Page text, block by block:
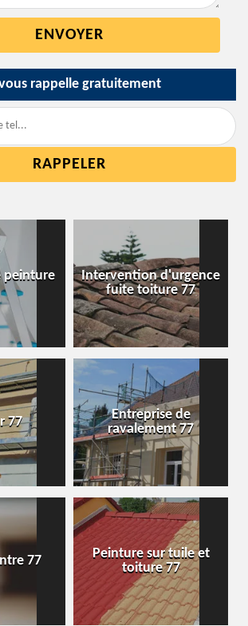
rappelle gratuitement
peinture
Intervention d'urgence
fuite toiture 77
77
Entreprise de
ravalement 77
77
Peinture sur tuile et
toiture 77